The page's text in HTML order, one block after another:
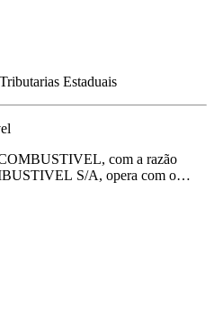
Estaduais
com a razão
S/A, opera com o
sede localizada em Rio de
é de fabricação de